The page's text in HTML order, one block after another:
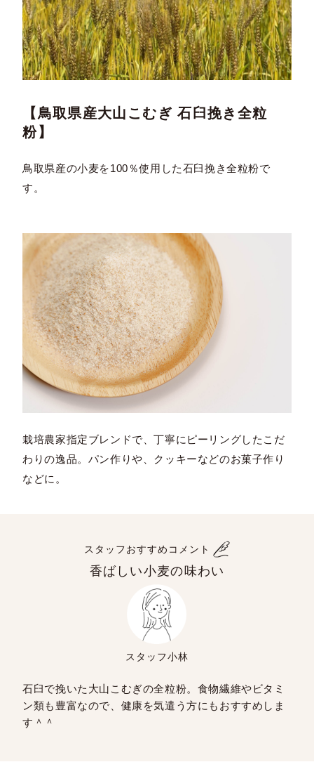
【鳥取県産大山こむぎ 石臼挽き全粒
粉】
鳥取県産の小麦を100％使用した石臼挽き全粒粉で
す。
栽培農家指定ブレンドで、丁寧にピーリングしたこだ
わりの逸品。パン作りや、クッキーなどのお菓子作り
などに。
スタッフおすすめコメント
香ばしい小麦の味わい
スタッフ小林
石臼で挽いた大山こむぎの全粒粉。食物繊維やビタミ
ン類も豊富なので、健康を気遣う方にもおすすめしま
す＾＾